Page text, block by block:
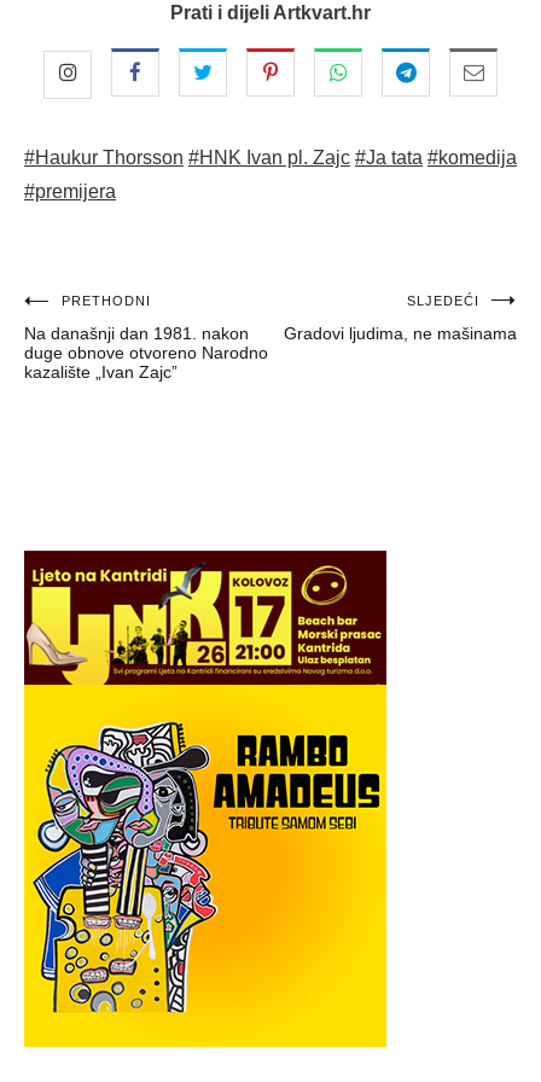
Prati i dijeli Artkvart.hr
#Haukur Thorsson #HNK Ivan pl. Zajc #Ja tata #komedija
#premijera
Navigacija
objava
PRETHODNI
Na današnji dan 1981. nakon
duge obnove otvoreno Narodno
kazalište „Ivan Zajc”
SLJEDEĆI
Gradovi ljudima, ne mašinama